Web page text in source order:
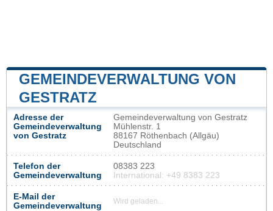
GEMEINDEVERWALTUNG VON
GESTRATZ
Adresse der
Gemeindeverwaltung
von Gestratz
Gemeindeverwaltung von Gestratz
Mühlenstr. 1
88167 Röthenbach (Allgäu)
Deutschland
Telefon der
Gemeindeverwaltung
08383 223
International: +49 8383 223
E-Mail der
Gemeindeverwaltung
Wird geladen...